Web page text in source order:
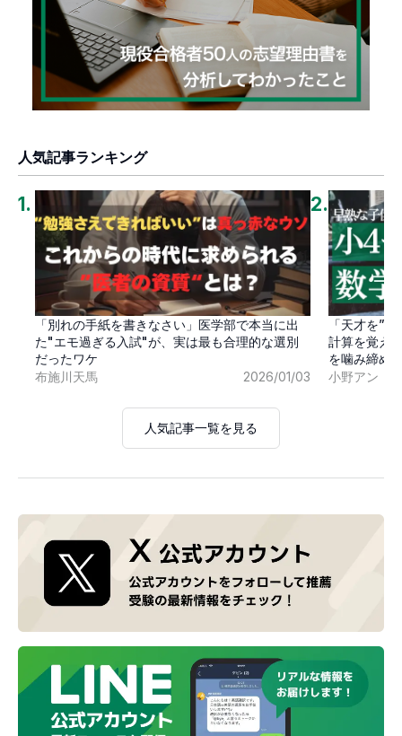
人気記事ランキング
1.
「別れの手紙を書きなさい」医学部で本当に出
た"エモ過ぎる入試"が、実は最も合理的な選別
だったワケ
布施川天馬
2026/01/03
2.
「天才を”
計算を覚え
を噛み締め
小野アン
人気記事一覧を見る